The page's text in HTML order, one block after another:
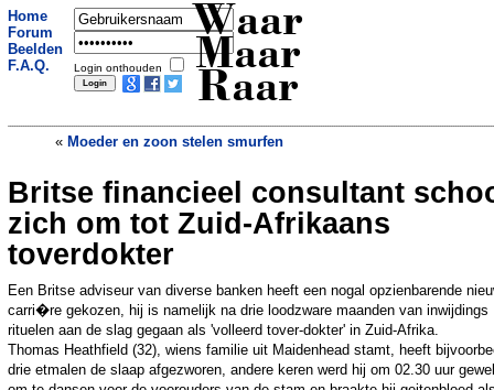
Home
Forum
Beelden
F.A.Q.
Login onthouden
Waar
Maar
Raar
« Moeder en zoon stelen smurfen
Wildplasser moet politieauto
schoonboenen»
Britse financieel consultant
zich om tot Zuid-Afrikaans
toverdokter
Een Britse adviseur van diverse banken heeft een nogal opzienbarende
carri�re gekozen, hij is namelijk na drie loodzware maanden van inwijdings
rituelen aan de slag gegaan als 'volleerd tover-dokter' in Zuid-Afrika.
Thomas Heathfield (32), wiens familie uit Maidenhead stamt, heeft
drie etmalen de slaap afgezworen, andere keren werd hij om 02.30 uur